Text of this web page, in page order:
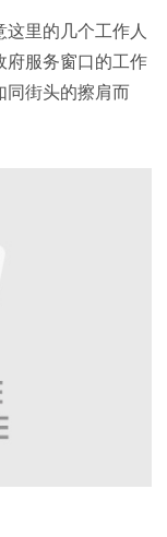
里的几个工作人
府服务窗口的工作
同街头的擦肩而